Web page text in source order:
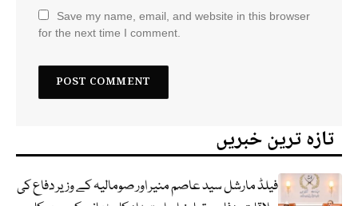
Save my name, email, and website in this browser
for the next time I comment.
تازہ ترین خبریں
فیلڈ مارشل سید عاصم منیر اور صومالیہ کے وزیر دفاع کی